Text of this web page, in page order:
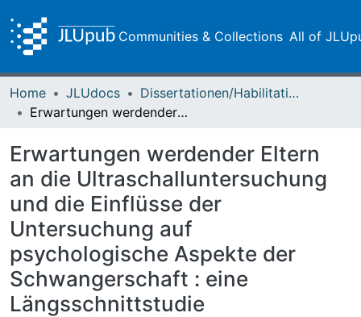
Communities & Collections All of
Home JLUdocs
Dissertationen/Habilitationen
Erwartungen werdender Eltern an die Ultraschalluntersuchung und die Einflüsse der Untersuchung auf psychologische Aspekte der Schwangerschaft : eine Längsschnittstudie
Erwartungen werdender Eltern
an die Ultraschalluntersuchung
und die Einflüsse der
Untersuchung auf
psychologische Aspekte der
Schwangerschaft : eine
Längsschnittstudie